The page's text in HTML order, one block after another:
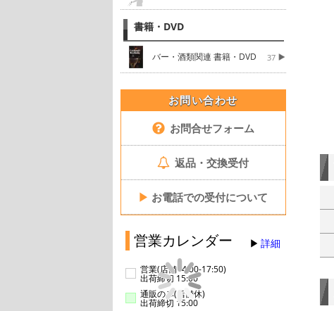
書籍・DVD
バー・酒類関連 書籍・DVD 37
お問い合わせ
お問合せフォーム
返品・交換受付
▶ お電話での受付について
営業カレンダー 詳細
営業(店舗14:00-17:50)
出荷締切 15:00
通販のみ(店舗休)
出荷締切 15:00